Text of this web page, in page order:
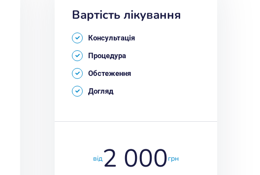
Вартість лікування
Консультація
Процедура
Обстеження
Догляд
від2 000грн